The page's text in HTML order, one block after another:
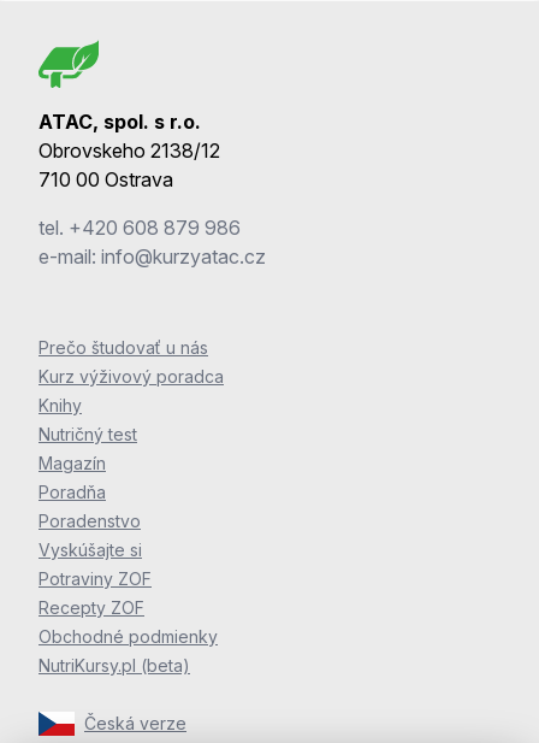
ATAC, spol. s r.o.
Obrovskeho 2138/12
710 00 Ostrava
tel. +420 608 879 986
e-mail: info@kurzyatac.cz
Prečo študovať u nás
Kurz výživový poradca
Knihy
Nutričný test
Magazín
Poradňa
Poradenstvo
Vyskúšajte si
Potraviny ZOF
Recepty ZOF
Obchodné podmienky
NutriKursy.pl (beta)
Česká verze